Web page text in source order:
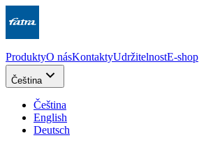
ProduktyO násKontaktyUdržitelnostE-shop
Čeština
Čeština
English
Deutsch